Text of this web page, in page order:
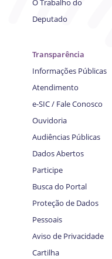
O Trabalho do
Deputado
Transparência
Informações Públicas
Atendimento
e-SIC / Fale Conosco
Ouvidoria
Audiências Públicas
Dados Abertos
Participe
Busca do Portal
Proteção de Dados
Pessoais
Aviso de Privacidade
Cartilha